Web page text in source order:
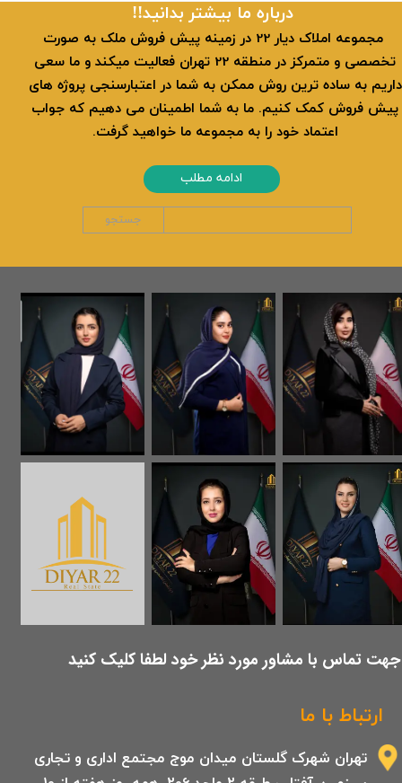
ارتباط با ما
تهران شهرک گلستان میدان موج مجتمع اداری و تجاری
​جهت تماس با مشاور مورد نظر خود لطفا کلیک کنید
​​درباره ما بیشتر بدانید!!
​ مجموعه املاک دیار 22 در زمینه پیش فروش ملک به صورت
تخصصی و متمرکز در منطقه 22 تهران فعالیت میکند و ما سعی
داریم به ساده ترین روش ممکن به شما در اعتبارسنجی پروژه های
پیش فروش کمک کنیم. ما به شما اطمینان می دهیم که جواب
اعتماد خود را به مجموعه ما خواهید گرفت.
ادامه مطلب
جستجو